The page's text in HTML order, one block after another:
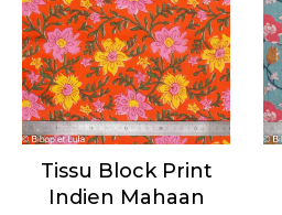
Tissu Block Print
Indien Mahaan